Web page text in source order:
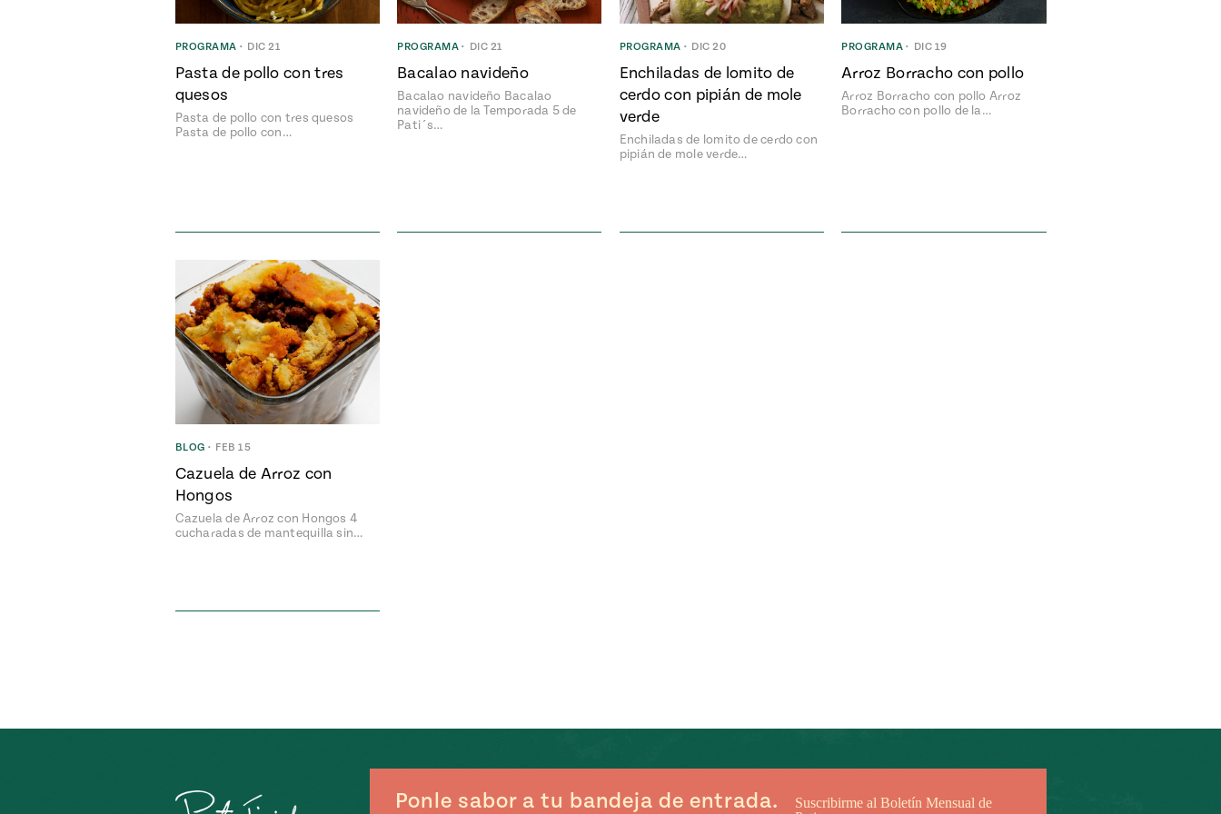
PROGRAMA • DIC 21
Pasta de pollo con tres
quesos
Pasta de pollo con tres quesos
Pasta de pollo con…
PROGRAMA • DIC 21
Bacalao navideño
Bacalao navideño Bacalao
navideño de la Temporada 5 de
Pati´s…
PROGRAMA • DIC 20
Enchiladas de lomito de
cerdo con pipián de mole
verde
Enchiladas de lomito de cerdo con
pipián de mole verde…
PROGRAMA • DIC 19
Arroz Borracho con pollo
Arroz Borracho con pollo Arroz
Borracho con pollo de la…
BLOG • FEB 15
Cazuela de Arroz con
Hongos
Cazuela de Arroz con Hongos 4
cucharadas de mantequilla sin…
Ponle sabor a tu bandeja de entrada.